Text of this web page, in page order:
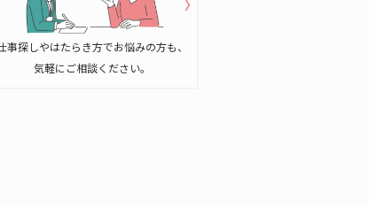
事探しやはたらき方でお悩みの方も、
気軽にご相談ください。